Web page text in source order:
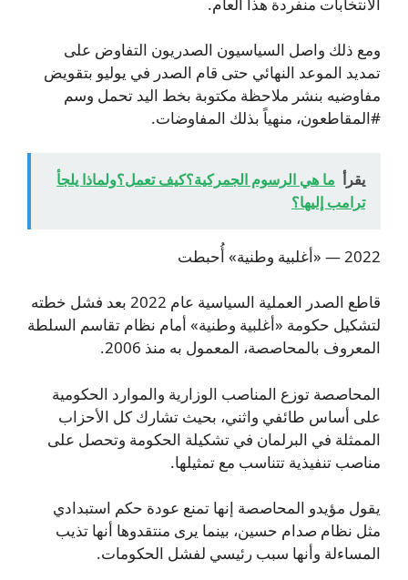
ومع ذلك واصل السياسيون الصدريون التفاوض على
تمديد الموعد النهائي حتى قام الصدر في يوليو بتقويض
مفاوضيه بنشر ملاحظة مكتوبة بخط اليد تحمل وسم
#المقاطعون، منهياً بذلك المفاوضات.
يقرأ ما هي الرسوم الجمركية؟كيف تعمل؟ولماذا يلجأ
ترامب إليها؟
2022 — «أغلبية وطنية» أُحبطت
قاطع الصدر العملية السياسية عام 2022 بعد فشل خطته
لتشكيل حكومة «أغلبية وطنية» أمام نظام تقاسم السلطة
المعروف بالمحاصصة، المعمول به منذ 2006.
المحاصصة توزع المناصب الوزارية والموارد الحكومية
على أساس طائفي واثني، بحيث تشارك كل الأحزاب
الممثلة في البرلمان في تشكيلة الحكومة وتحصل على
مناصب تنفيذية تتناسب مع تمثيلها.
يقول مؤيدو المحاصصة إنها تمنع عودة حكم استبدادي
مثل نظام صدام حسين، بينما يرى منتقدوها أنها تذيب
المساءلة وأنها سبب رئيسي لفشل الحكومات.